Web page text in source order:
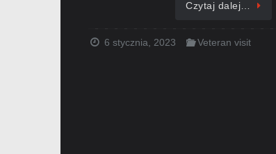
Czytaj dalej…
6 stycznia, 2023 Veteran visit